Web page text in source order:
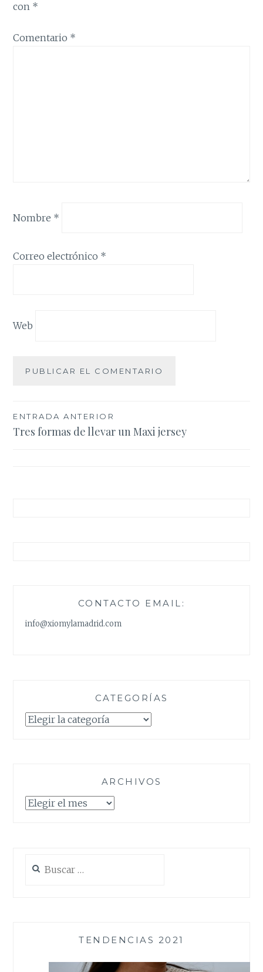
con *
Comentario *
Nombre *
Correo electrónico *
Web
Navegación
de
ENTRADA ANTERIOR
Tres formas de llevar un Maxi jersey
CONTACTO EMAIL:
info@xiomylamadrid.com
CATEGORÍAS
Categorías
ARCHIVOS
Archivos
TENDENCIAS 2021